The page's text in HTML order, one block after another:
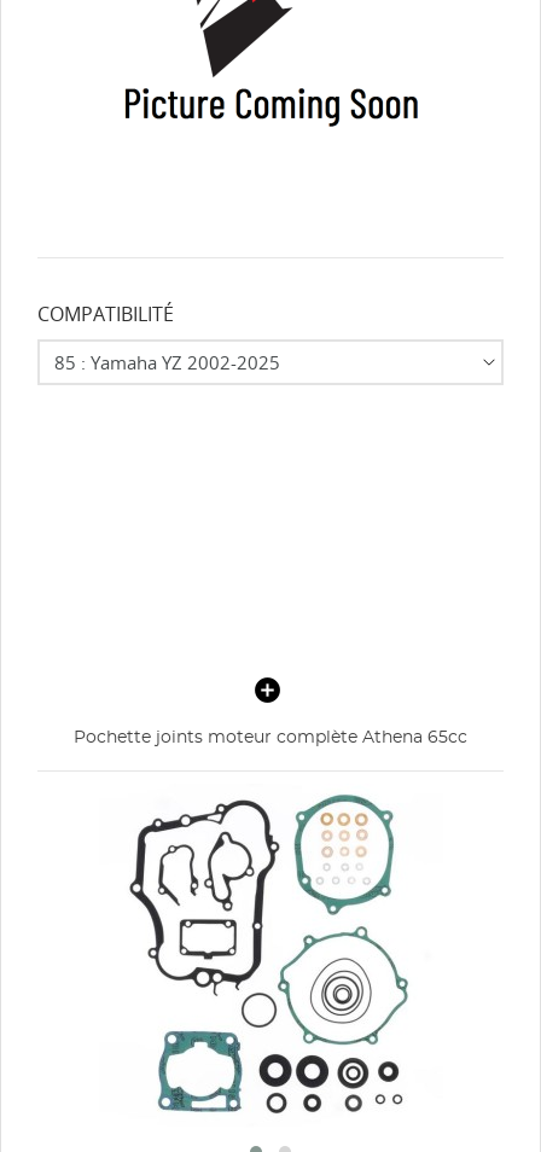
COMPATIBILITÉ
Pochette joints moteur complète Athena 65cc